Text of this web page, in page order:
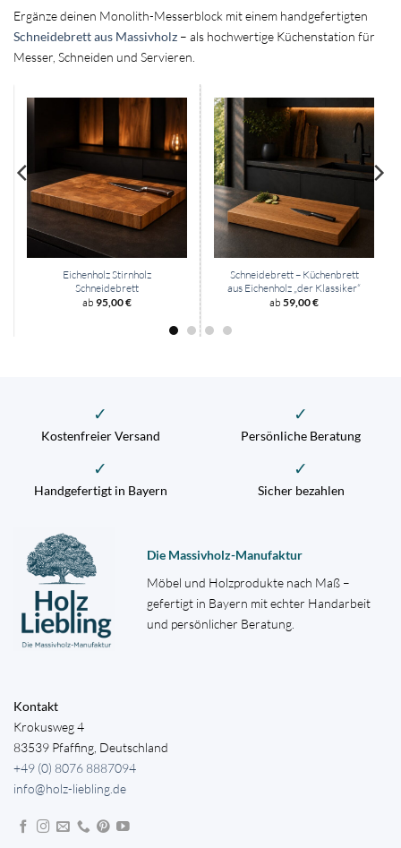
Ergänze deinen Monolith-Messerblock mit einem handgefertigten
Schneidebrett aus Massivholz – als hochwertige Küchenstation für
Messer, Schneiden und Servieren.
Eichenholz Stirnholz
Schneidebrett
ab 95,00€
Schneidebrett – Küchenbrett
aus Eichenholz „der Klassiker“
ab 59,00€
✓
Kostenfreier Versand
✓
Persönliche Beratung
✓
Handgefertigt in Bayern
✓
Sicher bezahlen
Die Massivholz-Manufaktur
Möbel und Holzprodukte nach Maß –
gefertigt in Bayern mit echter Handarbeit
und persönlicher Beratung.
Kontakt
Krokusweg 4
83539 Pfaffing, Deutschland
+49 (0) 8076 8887094
info@holz-liebling.de